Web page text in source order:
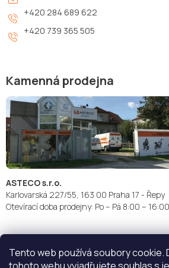
Tento web používá soubory cookie.
+420 284 689 622
+420 739 365 505
Kamenná prodejna
ASTECO s.r.o.
Karlovarská 227/55, 163 00 Praha 17 - Řepy
Otevírací doba prodejny: Po – Pá 8:00 – 16:00
Doprava: